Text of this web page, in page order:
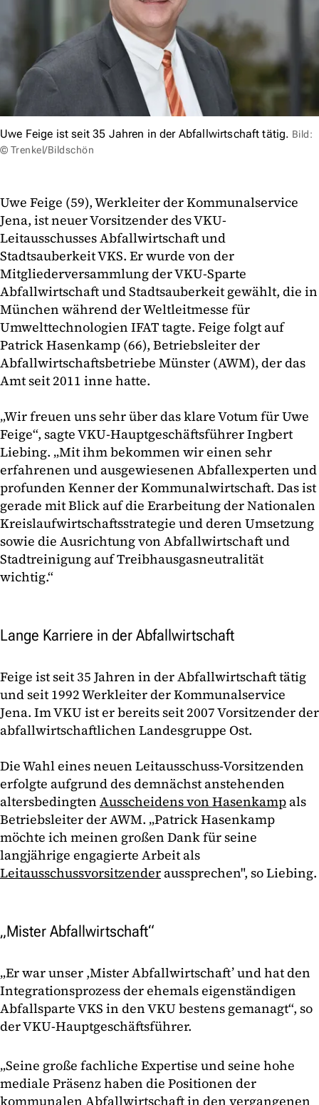
Uwe Feige ist seit 35 Jahren in der Abfallwirtschaft tätig. Bild:
© Trenkel/Bildschön
Uwe Feige (59), Werkleiter der Kommunalservice
Jena, ist neuer Vorsitzender des VKU-
Leitausschusses Abfallwirtschaft und
Stadtsauberkeit VKS. Er wurde von der
Mitgliederversammlung der VKU-Sparte
Abfallwirtschaft und Stadtsauberkeit gewählt, die in
München während der Weltleitmesse für
Umwelttechnologien IFAT tagte. Feige folgt auf
Patrick Hasenkamp (66), Betriebsleiter der
Abfallwirtschaftsbetriebe Münster (AWM), der das
Amt seit 2011 inne hatte.
„Wir freuen uns sehr über das klare Votum für Uwe
Feige“, sagte VKU-Hauptgeschäftsführer Ingbert
Liebing. „Mit ihm bekommen wir einen sehr
erfahrenen und ausgewiesenen Abfallexperten und
profunden Kenner der Kommunalwirtschaft. Das ist
gerade mit Blick auf die Erarbeitung der Nationalen
Kreislaufwirtschaftsstrategie und deren Umsetzung
sowie die Ausrichtung von Abfallwirtschaft und
Stadtreinigung auf Treibhausgasneutralität
wichtig.“
Lange Karriere in der Abfallwirtschaft
Feige ist seit 35 Jahren in der Abfallwirtschaft tätig
und seit 1992 Werkleiter der Kommunalservice
Jena. Im VKU ist er bereits seit 2007 Vorsitzender der
abfallwirtschaftlichen Landesgruppe Ost.
Die Wahl eines neuen Leitausschuss-Vorsitzenden
erfolgte aufgrund des demnächst anstehenden
altersbedingten Ausscheidens von Hasenkampals
Betriebsleiter der AWM. „Patrick Hasenkamp
möchte ich meinen großen Dank für seine
langjährige engagierte Arbeit als
Leitausschussvorsitzenderaussprechen", so Liebing.
„Mister Abfallwirtschaft“
„Er war unser ,Mister Abfallwirtschaft’ und hat den
Integrationsprozess der ehemals eigenständigen
Abfallsparte VKS in den VKU bestens gemanagt“, so
der VKU-Hauptgeschäftsführer.
„Seine große fachliche Expertise und seine hohe
mediale Präsenz haben die Positionen der
kommunalen Abfallwirtschaft in den vergangenen